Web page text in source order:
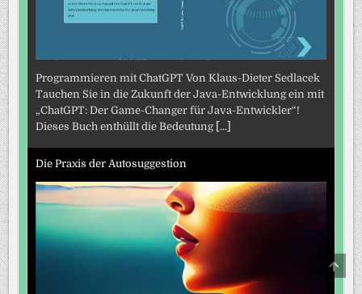
Programmieren mit ChatGPT Von Klaus-Dieter Sedlacek
Tauchen Sie in die Zukunft der Java-Entwicklung ein mit
„ChatGPT: Der Game-Changer für Java-Entwickler“!
Dieses Buch enthüllt die Bedeutung [...]
Die Praxis der Autosuggestion
TO
TOP